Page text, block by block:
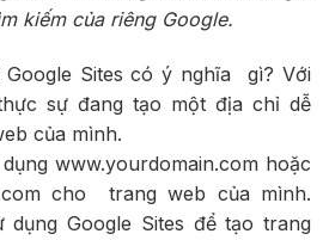
kiếm của riêng Google.
Sites có ý nghĩa gì? Với
sự đang tạo một địa chỉ dễ
của mình.
www.yourdomain.com hoặc
cho trang web của mình.
Google Sites để tạo trang